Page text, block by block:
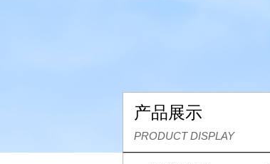
产品展示
PRODUCT DISPLAY